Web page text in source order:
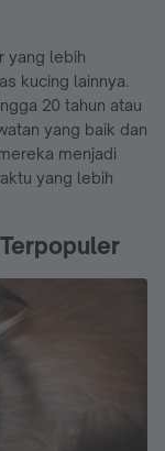
yang lebih
kucing lainnya.
20 tahun atau
yang baik dan
menjadi
yang lebih